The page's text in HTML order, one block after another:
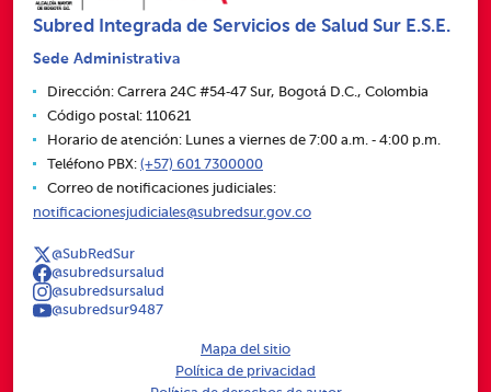
Subred Integrada de Servicios de Salud Sur E.S.E.
Sede Administrativa
Dirección: Carrera 24C #54‑47 Sur, Bogotá D.C., Colombia
Código postal: 110621
Horario de atención: Lunes a viernes de 7:00 a.m. ‑ 4:00 p.m.
Teléfono PBX: (+57) 601 7300000
Correo de notificaciones judiciales:
notificacionesjudiciales@subredsur.gov.co
@SubRedSur
@subredsursalud
@subredsursalud
@subredsur9487
Mapa del sitio
Política de privacidad